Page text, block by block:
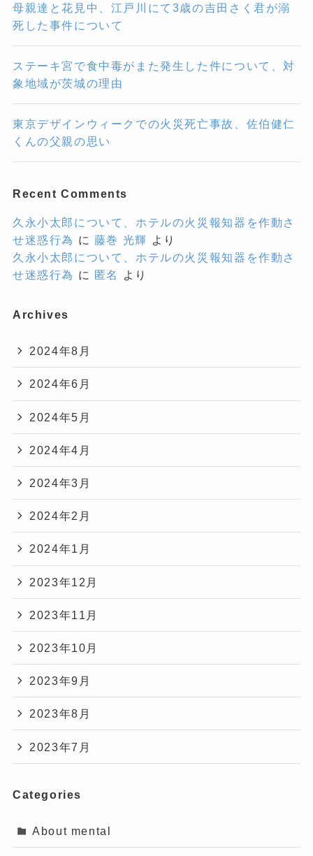
母親達と花見中、江戸川にて3歳の吉田さく君が溺
死した事件について
ステーキ宮で食中毒がまた発生した件について、対
象地域が茨城の理由
東京デザインウィークでの火災死亡事故、佐伯健仁
くんの父親の思い
Recent Comments
久永小太郎について、ホテルの火災報知器を作動さ
せ迷惑行為 に 藤巻 光輝 より
久永小太郎について、ホテルの火災報知器を作動さ
せ迷惑行為 に 匿名 より
Archives
2024年8月
2024年6月
2024年5月
2024年4月
2024年3月
2024年2月
2024年1月
2023年12月
2023年11月
2023年10月
2023年9月
2023年8月
2023年7月
Categories
About mental